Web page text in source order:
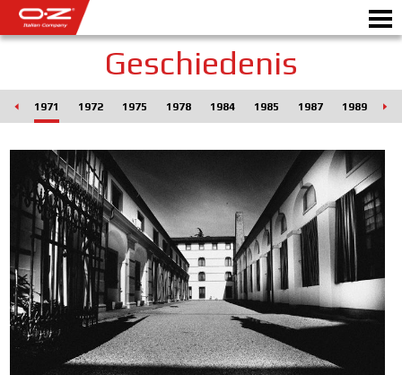
B2B CONFIGURATOR
GALERIJ
ITALIAN COMPANY
WERELD VAN OZ
DEALER
NIEUWS & EVENEMENTEN
Geschiedenis
1971 1972 1975 1978 1984 1985 1987 1989